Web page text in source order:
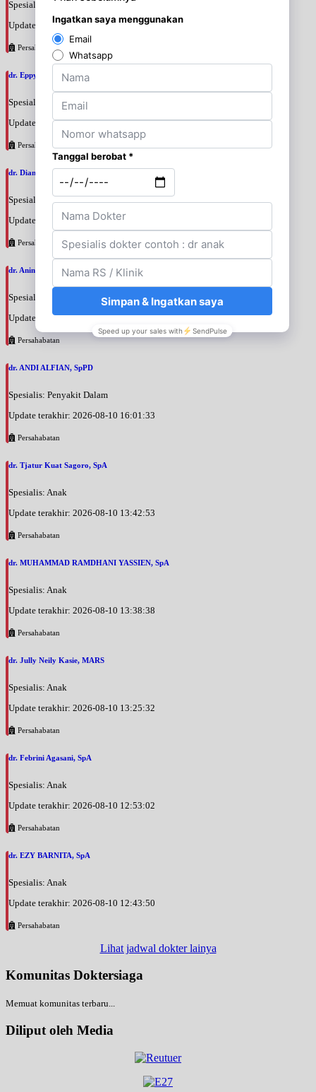
Spesialis: Penyakit Dalam
Update terakhir: 2026-08-10 16:56:59
Persahabatan
dr. Eppy, SpPD
Spesialis: Penyakit Dalam
Update terakhir: 2026-08-10 16:40:36
Persahabatan
dr. Diana Paramita, SpPDKHOM
Spesialis: Penyakit Dalam
Update terakhir: 2026-08-10 16:21:18
Persahabatan
dr. Anindita Rachmawati, MBiomed
Spesialis: Penyakit Dalam
Update terakhir: 2026-08-10 16:06:47
Persahabatan
dr. ANDI ALFIAN, SpPD
Spesialis: Penyakit Dalam
Update terakhir: 2026-08-10 16:01:33
Persahabatan
dr. Tjatur Kuat Sagoro, SpA
Spesialis: Anak
Update terakhir: 2026-08-10 13:42:53
Persahabatan
dr. MUHAMMAD RAMDHANI YASSIEN, SpA
Spesialis: Anak
Update terakhir: 2026-08-10 13:38:38
Persahabatan
dr. Jully Neily Kasie, MARS
Spesialis: Anak
Update terakhir: 2026-08-10 13:25:32
Persahabatan
dr. Febrini Agasani, SpA
Spesialis: Anak
Update terakhir: 2026-08-10 12:53:02
Persahabatan
dr. EZY BARNITA, SpA
Spesialis: Anak
Update terakhir: 2026-08-10 12:43:50
Persahabatan
Lihat jadwal dokter lainya
Komunitas Doktersiaga
Memuat komunitas terbaru...
Diliput oleh Media